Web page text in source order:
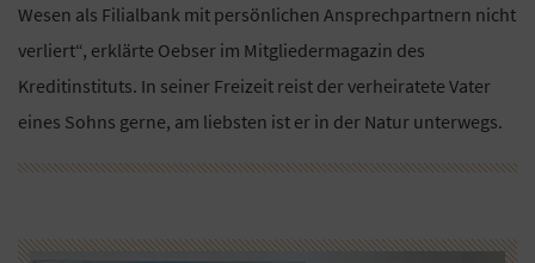
Wesen als Filialbank mit persönlichen Ansprechpartnern nicht
verliert“, erklärte Oebser im Mitgliedermagazin des
Kreditinstituts. In seiner Freizeit reist der verheiratete Vater
eines Sohns gerne, am liebsten ist er in der Natur unterwegs.